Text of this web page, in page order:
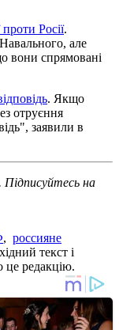
Росії.
але
вони спрямовані
. Якщо
отруєння
заявили в
Підписуйтесь на
, россияне
текст і
це редакцію.